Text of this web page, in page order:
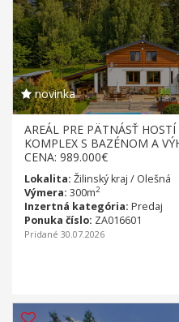
novinka
AREÁL PRE PÄTNÁSŤ
KOMPLEX S BAZÉNOM A
CENA: 989.000€
Lokalita: Žilinský kraj / Olešná
Výmera: 300m2
Inzertná kategória: Predaj
Ponuka číslo: ZA016601
Pridané 30.07.2026